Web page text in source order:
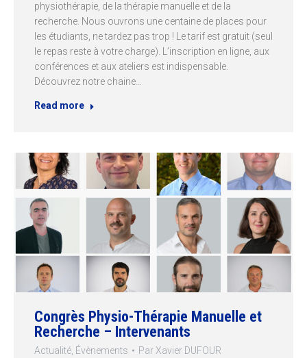
physiothérapie, de la thérapie manuelle et de la
recherche. Nous ouvrons une centaine de places pour
les étudiants, ne tardez pas trop ! Le tarif est gratuit (seul
le repas reste à votre charge). L’inscription en ligne, aux
conférences et aux ateliers est indispensable.
Découvrez notre chaine…
Read more
Congrès Physio-Thérapie Manuelle et
Recherche – Intervenants
Actualité Évènements Par Xavier DUFOUR